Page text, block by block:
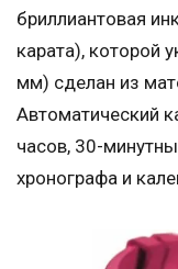
бриллиантовая
карата), которой
мм) сделан из
Автоматический
часов, 30-
хронографа и